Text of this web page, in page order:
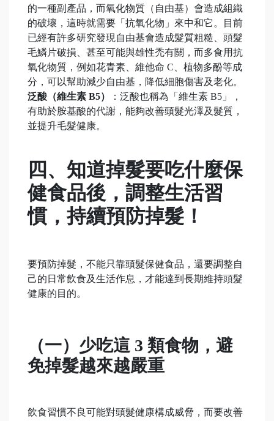
的一種副產品，而氧化物質（自由基）會造成組織
的破壞，這時就需要「抗氧化物」來中和它。目前
已經有許多研究發現自由基會造成髮質粗糙、頭髮
毛鱗片破損、甚至可能與雄性禿有關，而多食用抗
氧化物質，例如花青素、維他命 C、植物多酚等成
分，可以幫助減少自由基，降低細胞傷害及老化。
泛酸（維生素 B5）
：泛酸也稱為「維生素 B5」，
有助於胺基酸的代謝，能夠改善頭髮光澤及髮質，
並提升毛髮健康。
四、知道掉髮要吃什麼保
健食品後，調整生活習
慣，持續預防掉髮！
要預防掉髮，不能只靠頭髮保健食品，還要調整自
己的日常飲食及生活作息，才能達到長期維持頭髮
健康的目的。
（一）少吃這 3 類食物，避
免掉髮越來越嚴重
飲食習慣不良可能對頭髮健康構成威脅，而要改善